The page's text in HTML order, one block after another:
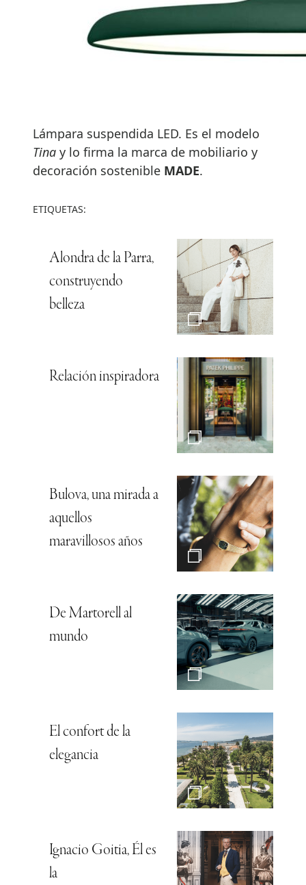
Lámpara suspendida LED. Es el modelo
Tina y lo firma la marca de mobiliario y
decoración sostenible MADE.
ETIQUETAS:
Alondra de la Parra,
construyendo
belleza
Relación inspiradora
Bulova, una mirada a
aquellos
maravillosos años
De Martorell al
mundo
El confort de la
elegancia
Ignacio Goitia, Él es
la